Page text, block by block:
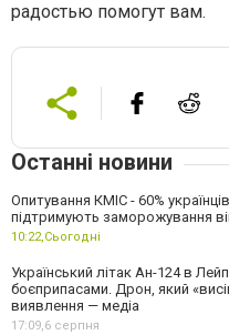
радостью помогут вам.
Останні новини
Опитування КМІС - 60%
підтримують заморожування
10:22,Сьогодні
Український літак Ан-124 в
боєприпасами. Дрон, який
виявлення — медіа
17:09,6 серпня